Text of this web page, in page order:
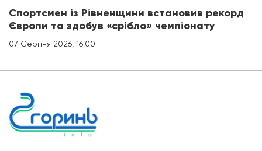
Спортсмен із Рівненщини встановив рекорд
Європи та здобув «срібло» чемпіонату
07 Серпня 2026, 16:00